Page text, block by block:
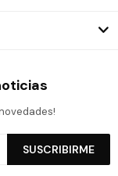
SUSCRIBIRME